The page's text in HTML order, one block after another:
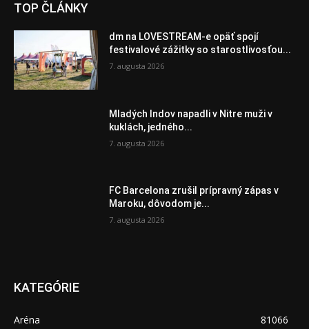
TOP ČLÁNKY
dm na LOVESTREAM-e opäť spojí
festivalové zážitky so starostlivosťou...
7. augusta 2026
Mladých Indov napadli v Nitre muži v
kuklách, jedného...
7. augusta 2026
FC Barcelona zrušil prípravný zápas v
Maroku, dôvodom je...
7. augusta 2026
KATEGÓRIE
Aréna
81066